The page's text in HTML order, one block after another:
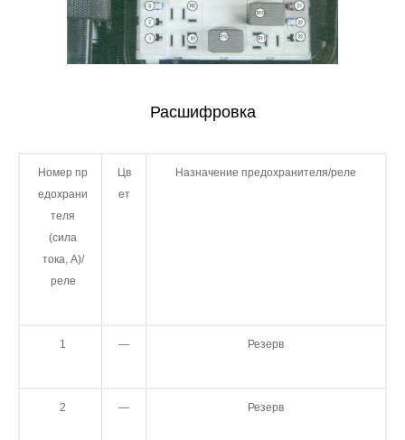
Расшифровка
Номер пр
едохрани
теля
(сила
тока, А)/
реле
Цв
ет
Назначение предохранителя/реле
1 — Резерв
2 — Резерв